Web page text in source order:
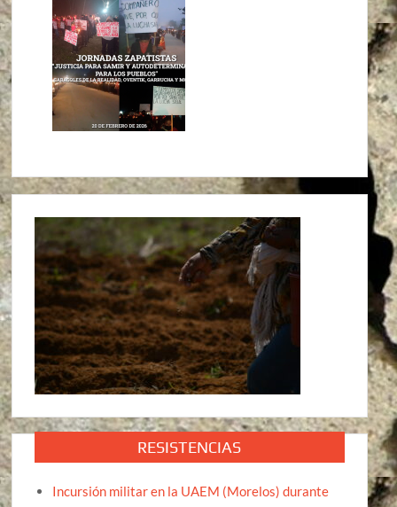
RESISTENCIAS
Incursión militar en la UAEM (Morelos) durante